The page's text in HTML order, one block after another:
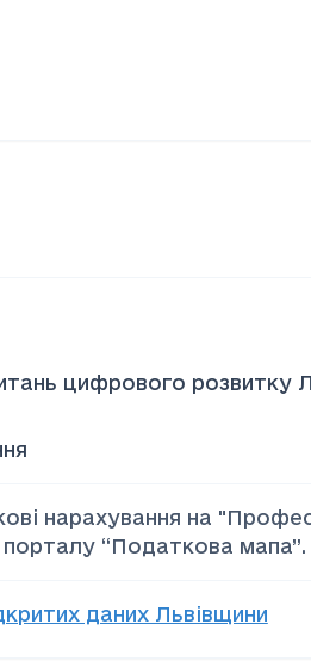
цифрового розвитку
нарахування на
порталу “Податкова мапа”.
даних Львівщини